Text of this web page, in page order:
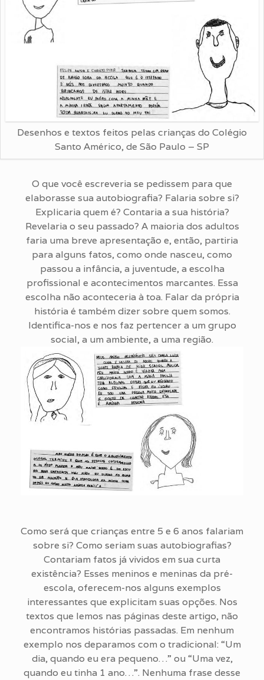
Desenhos e textos feitos pelas crianças do Colégio
Santo Américo, de São Paulo – SP
O que você escreveria se pedissem para que
elaborasse sua autobiografia? Falaria sobre si?
Explicaria quem é? Contaria a sua história?
Revelaria o seu passado? A maioria dos adultos
faria uma breve apresentação e, então, partiria
para alguns fatos, como onde nasceu, como
passou a infância, a juventude, a escolha
profissional e acontecimentos marcantes. Essa
escolha não aconteceria à toa. Falar da própria
história é também dizer sobre quem somos.
Identifica-nos e nos faz pertencer a um grupo
social, a um ambiente, a uma região.
Como será que crianças entre 5 e 6 anos falariam
sobre si? Como seriam suas autobiografias?
Contariam fatos já vividos em sua curta
existência? Esses meninos e meninas da pré-
escola, oferecem-nos alguns exemplos
interessantes que explicitam suas opções. Nos
textos que lemos nas páginas deste artigo, não
encontramos histórias passadas. Em nenhum
exemplo nos deparamos com o tradicional: “Um
dia, quando eu era pequeno…” ou “Uma vez,
quando eu tinha 1 ano…”. Nenhuma frase desse